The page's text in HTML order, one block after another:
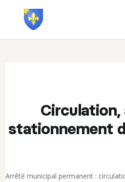
stationnement
Arrêté municipal permanent :